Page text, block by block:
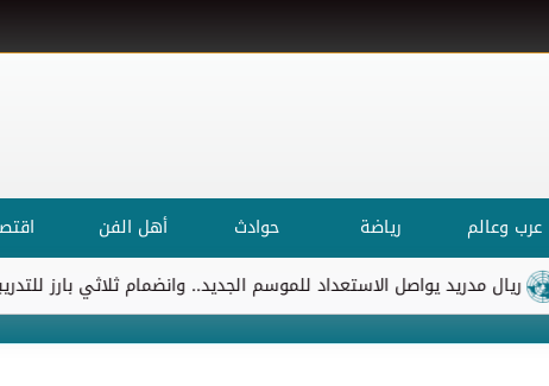
عرب وعالم رياضة حوادث أهل الفن
يواصل الاستعداد للموسم الجديد.. وانضمام ثلاثي بارز للتدريبات